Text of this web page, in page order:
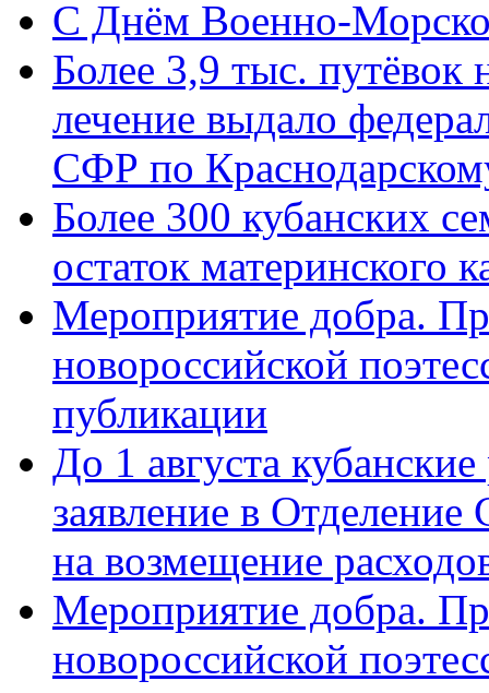
C Днём Военно-
Более 3,9 тыс. путёвок
лечение выдало
СФР по
Более 300 кубанских
остаток материнского
Мероприятие добра.
новороссийской
публикации
До 1 августа
заявление в
на возмещение
Мероприятие добра.
новороссийской